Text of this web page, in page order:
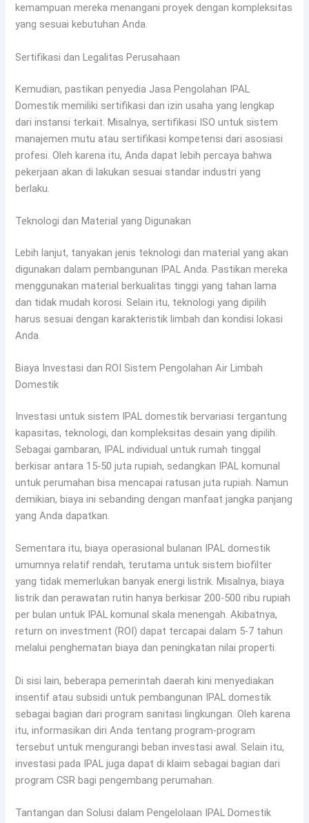
kemampuan mereka menangani proyek dengan kompleksitas
yang sesuai kebutuhan Anda.
Sertifikasi dan Legalitas Perusahaan
Kemudian, pastikan penyedia Jasa Pengolahan IPAL
Domestik memiliki sertifikasi dan izin usaha yang lengkap
dari instansi terkait. Misalnya, sertifikasi ISO untuk sistem
manajemen mutu atau sertifikasi kompetensi dari asosiasi
profesi. Oleh karena itu, Anda dapat lebih percaya bahwa
pekerjaan akan di lakukan sesuai standar industri yang
berlaku.
Teknologi dan Material yang Digunakan
Lebih lanjut, tanyakan jenis teknologi dan material yang akan
digunakan dalam pembangunan IPAL Anda. Pastikan mereka
menggunakan material berkualitas tinggi yang tahan lama
dan tidak mudah korosi. Selain itu, teknologi yang dipilih
harus sesuai dengan karakteristik limbah dan kondisi lokasi
Anda.
Biaya Investasi dan ROI Sistem Pengolahan Air Limbah
Domestik
Investasi untuk sistem IPAL domestik bervariasi tergantung
kapasitas, teknologi, dan kompleksitas desain yang dipilih.
Sebagai gambaran, IPAL individual untuk rumah tinggal
berkisar antara 15-50 juta rupiah, sedangkan IPAL komunal
untuk perumahan bisa mencapai ratusan juta rupiah. Namun
demikian, biaya ini sebanding dengan manfaat jangka panjang
yang Anda dapatkan.
Sementara itu, biaya operasional bulanan IPAL domestik
umumnya relatif rendah, terutama untuk sistem biofilter
yang tidak memerlukan banyak energi listrik. Misalnya, biaya
listrik dan perawatan rutin hanya berkisar 200-500 ribu rupiah
per bulan untuk IPAL komunal skala menengah. Akibatnya,
return on investment (ROI) dapat tercapai dalam 5-7 tahun
melalui penghematan biaya dan peningkatan nilai properti.
Di sisi lain, beberapa pemerintah daerah kini menyediakan
insentif atau subsidi untuk pembangunan IPAL domestik
sebagai bagian dari program sanitasi lingkungan. Oleh karena
itu, informasikan diri Anda tentang program-program
tersebut untuk mengurangi beban investasi awal. Selain itu,
investasi pada IPAL juga dapat di klaim sebagai bagian dari
program CSR bagi pengembang perumahan.
Tantangan dan Solusi dalam Pengelolaan IPAL Domestik